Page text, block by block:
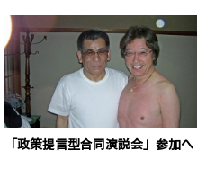
「政策提言型合同演説会」参加へ